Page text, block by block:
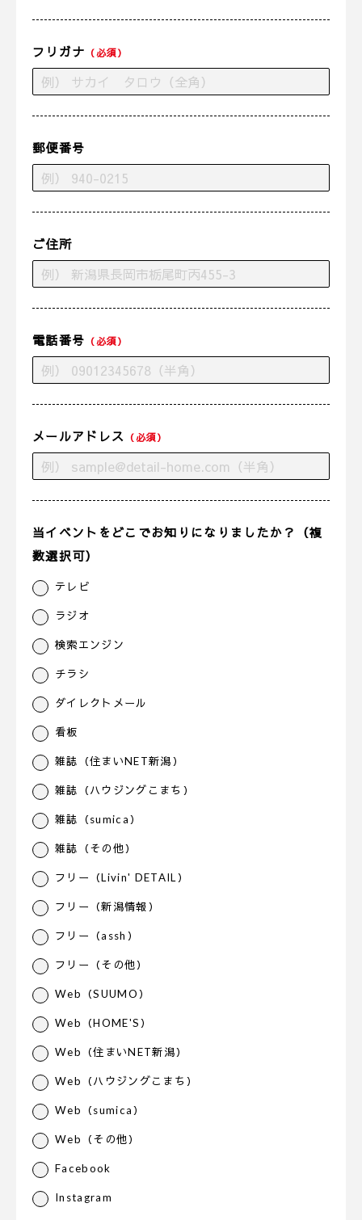
フリガナ （必須）
郵便番号
ご住所
電話番号 （必須）
メールアドレス （必須）
当イベントをどこでお知りになりましたか？（複
数選択可）
テレビ
ラジオ
検索エンジン
チラシ
ダイレクトメール
看板
雑誌（住まいNET新潟）
雑誌（ハウジングこまち）
雑誌（sumica）
雑誌（その他）
フリー（Livin' DETAIL）
フリー（新潟情報）
フリー（assh）
フリー（その他）
Web（SUUMO）
Web（HOME'S）
Web（住まいNET新潟）
Web（ハウジングこまち）
Web（sumica）
Web（その他）
Facebook
Instagram